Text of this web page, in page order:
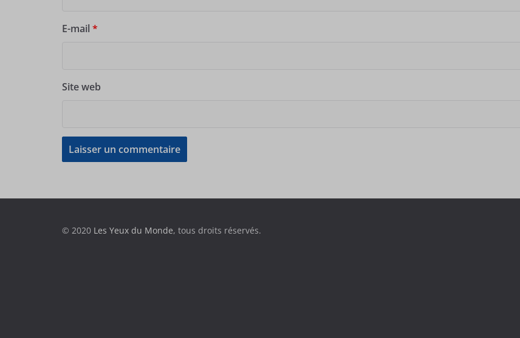
E-mail *
Site web
© 2020 Les Yeux du Monde, tous droits réservés.